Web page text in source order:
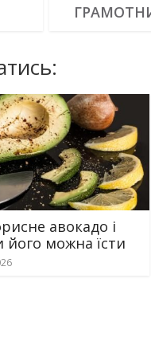
авокадо і
його можна їсти